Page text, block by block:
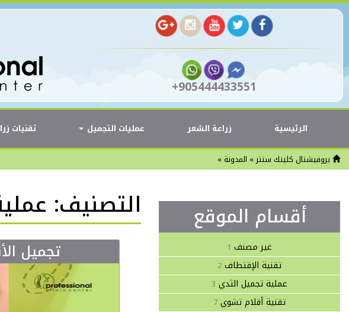
+905444433551
الرئيسية زراعة الشعر عمليات التجميل تقنيات
بروفيشنال كلينك سنتر» المدونة»
أقسام الموقع
غير مصنف 1
تقنية الإقتطاف 2
عملية تجميل الثدي 3
تقنية أقلام تشوي 7
التصنيف:
تجميل